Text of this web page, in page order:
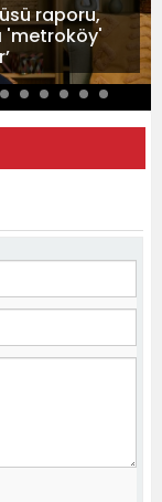
raporu,
'metroköy'